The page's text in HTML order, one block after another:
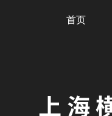
首页